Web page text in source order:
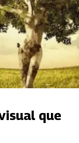
que